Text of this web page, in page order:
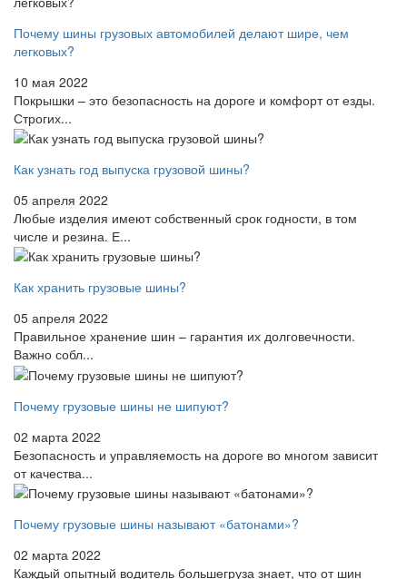
Почему шины грузовых автомобилей делают шире, чем
легковых?
10 мая 2022
Покрышки – это безопасность на дороге и комфорт от езды.
Строгих...
Как узнать год выпуска грузовой шины?
05 апреля 2022
Любые изделия имеют собственный срок годности, в том
числе и резина. Е...
Как хранить грузовые шины?
05 апреля 2022
Правильное хранение шин – гарантия их долговечности.
Важно собл...
Почему грузовые шины не шипуют?
02 марта 2022
Безопасность и управляемость на дороге во многом зависит
от качества...
Почему грузовые шины называют «батонами»?
02 марта 2022
Каждый опытный водитель большегруза знает, что от шин